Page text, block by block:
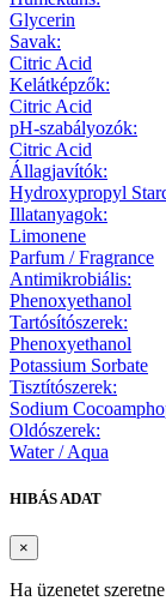
Glycerin
Savak:
Citric Acid
Kelátképzők:
Citric Acid
pH-szabályozók:
Citric Acid
Állagjavítók:
Hydroxypropyl
Illatanyagok:
Limonene
Parfum / Fragrance
Antimikrobiális:
Phenoxyethanol
Tartósítószerek:
Phenoxyethanol
Potassium Sorbate
Tisztítószerek:
Sodium
Oldószerek:
Water / Aqua
HIBÁS ADAT
×
Ha üzenetet